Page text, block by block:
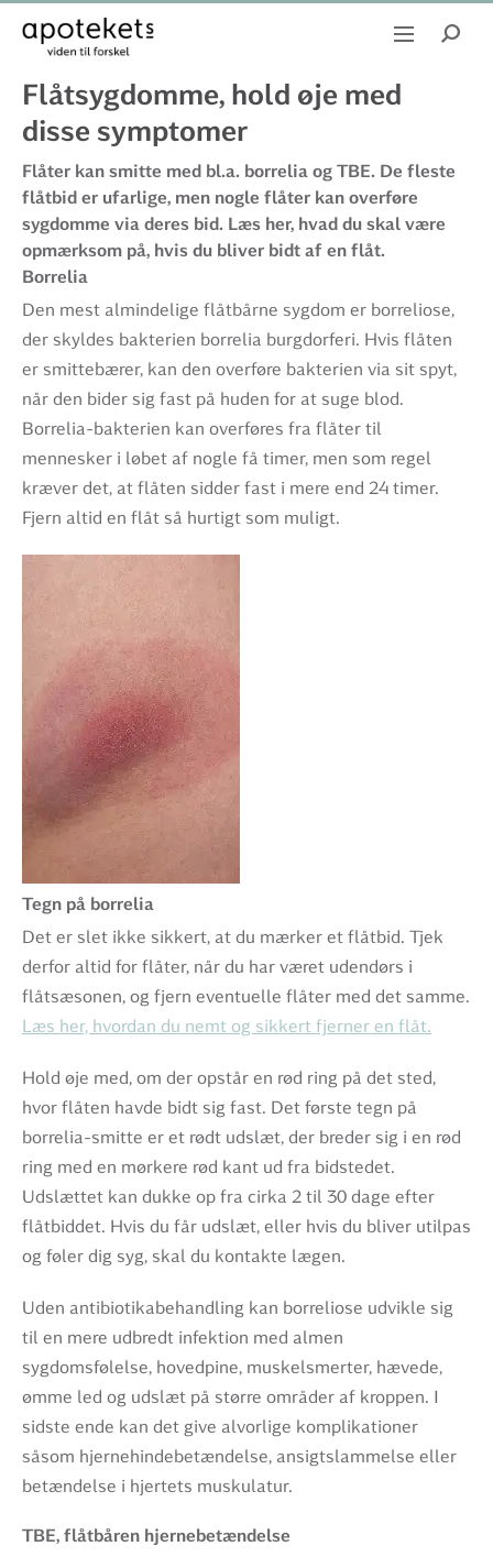
Flåtsygdomme, hold øje med
disse symptomer
Flåter kan smitte med bl.a. borrelia og TBE. De fleste
flåtbid er ufarlige, men nogle flåter kan overføre
sygdomme via deres bid. Læs her, hvad du skal være
opmærksom på, hvis du bliver bidt af en flåt.
Borrelia
Den mest almindelige flåtbårne sygdom er borreliose,
der skyldes bakterien borrelia burgdorferi. Hvis flåten
er smittebærer, kan den overføre bakterien via sit spyt,
når den bider sig fast på huden for at suge blod.
Borrelia-bakterien kan overføres fra flåter til
mennesker i løbet af nogle få timer, men som regel
kræver det, at flåten sidder fast i mere end 24 timer.
Fjern altid en flåt så hurtigt som muligt.
Tegn på borrelia
Det er slet ikke sikkert, at du mærker et flåtbid. Tjek
derfor altid for flåter, når du har været udendørs i
flåtsæsonen, og fjern eventuelle flåter med det samme.
Læs her, hvordan du nemt og sikkert fjerner en flåt.
Hold øje med, om der opstår en rød ring på det sted,
hvor flåten havde bidt sig fast. Det første tegn på
borrelia-smitte er et rødt udslæt, der breder sig i en rød
ring med en mørkere rød kant ud fra bidstedet.
Udslættet kan dukke op fra cirka 2 til 30 dage efter
flåtbiddet. Hvis du får udslæt, eller hvis du bliver utilpas
og føler dig syg, skal du kontakte lægen.
Uden antibiotikabehandling kan borreliose udvikle sig
til en mere udbredt infektion med almen
sygdomsfølelse, hovedpine, muskelsmerter, hævede,
ømme led og udslæt på større områder af kroppen. I
sidste ende kan det give alvorlige komplikationer
såsom hjernehindebetændelse, ansigtslammelse eller
betændelse i hjertets muskulatur.
TBE, flåtbåren hjernebetændelse